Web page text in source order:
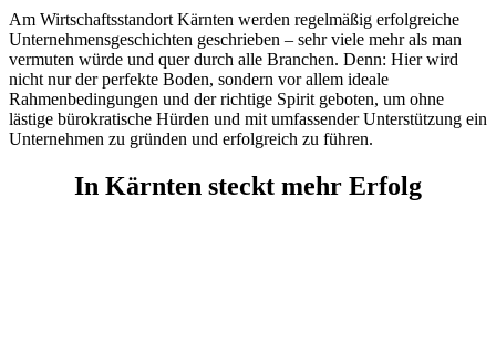
Am Wirtschaftsstandort Kärnten werden regelmäßig erfolgreiche
Unternehmensgeschichten geschrieben – sehr viele mehr als man
vermuten würde und quer durch alle Branchen. Denn: Hier wird
nicht nur der perfekte Boden, sondern vor allem ideale
Rahmenbedingungen und der richtige Spirit geboten, um ohne
lästige bürokratische Hürden und mit umfassender Unterstützung ein
Unternehmen zu gründen und erfolgreich zu führen.
In Kärnten steckt mehr Erfolg